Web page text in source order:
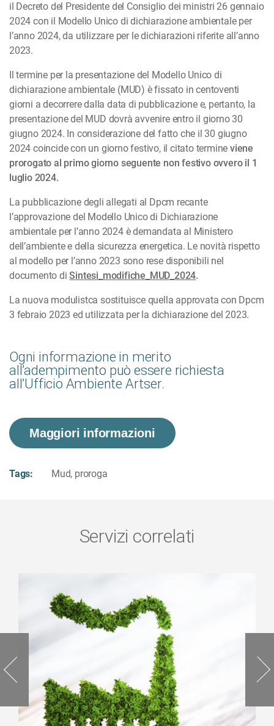
il Decreto del Presidente del Consiglio dei ministri 26 gennaio
2024 con il Modello Unico di dichiarazione ambientale per
l’anno 2024, da utilizzare per le dichiarazioni riferite all’anno
2023.
Il termine per la presentazione del Modello Unico di
dichiarazione ambientale (MUD) è fissato in centoventi
giorni a decorrere dalla data di pubblicazione e, pertanto, la
presentazione del MUD dovrà avvenire entro il giorno 30
giugno 2024. In considerazione del fatto che il 30 giugno
2024 coincide con un giorno festivo, il citato termine viene
prorogato al primo giorno seguente non festivo ovvero il 1
luglio 2024.
La pubblicazione degli allegati al Dpcm recante
l’approvazione del Modello Unico di Dichiarazione
ambientale per l’anno 2024 è demandata al Ministero
dell’ambiente e della sicurezza energetica. Le novità rispetto
al modello per l’anno 2023 sono rese disponibili nel
documento diSintesi_modifiche_MUD_2024.
La nuova modulistca sostituisce quella approvata con Dpcm
3 febraio 2023 ed utilizzata per la dichiarazione del 2023.
Ogni informazione in merito
all’adempimento può essere richiesta
all’Ufficio Ambiente Artser.
Maggiori informazioni
Tags: Mud, proroga
Servizi correlati